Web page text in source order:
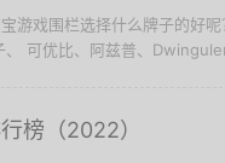
游戏围栏选择什么牌子的好
可优比、阿兹普、
榜（2022）